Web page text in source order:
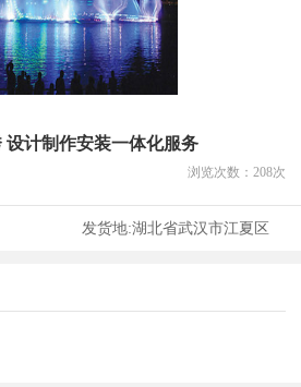
设计制作安装一体化服务
浏览次数： 208次
发货地:湖北省武汉市江夏区